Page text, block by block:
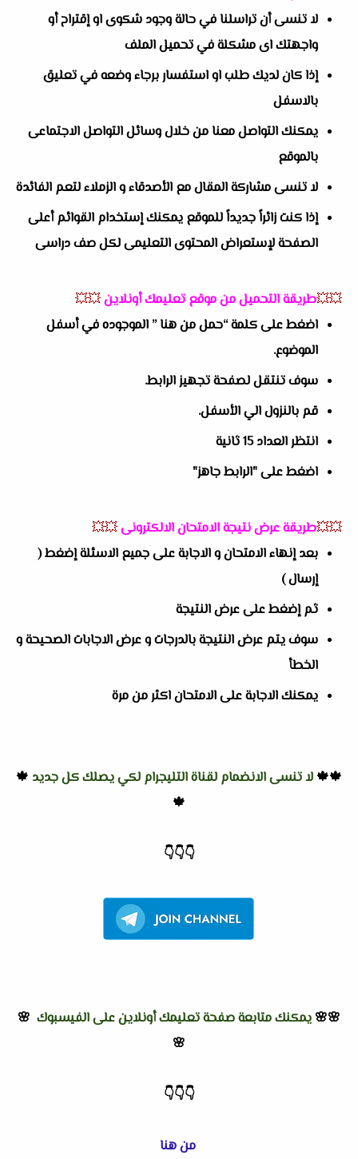
لا تنسى أن تراسلنا في حالة وجود شكوى او إقتراح أو
واجهتك اى مشكلة في تحميل الملف
إذا كان لديك طلب او استفسار برجاء وضعه في تعليق
بالاسفل
يمكنك التواصل معنا من خلال وسائل التواصل الاجتماعى
بالموقع
لا تنسى مشاركة المقال مع الأصدقاء و الزملاء لتعم الفائدة
إذا كنت زائراً جديداً للموقع يمكنك إستخدام القوائم أعلى
الصفحة لإستعراض المحتوى التعليمى لكل صف دراسى
💥💥طريقة التحميل من موقع تعليمك أونلاين💥💥
اضغط على كلمة “حمل من هنا ” الموجوده في أسفل
الموضوع.
سوف تنتقل لصفحة تجهيز الرابط.
قم بالنزول الي الأسفل.
انتظر العداد 15 ثانية
اضغط على "الرابط جاهز"
💥💥طريقة عرض نتيجة الامتحان الالكترونى💥💥
بعد إنهاء الامتحان و الاجابة على جميع الاسئلة إضغط (
إرسال )
ثم إضغط على عرض النتيجة
سوف يتم عرض النتيجة بالدرجات و عرض الاجابات الصحيحة و
الخطأ
يمكنك الاجابة على الامتحان اكثر من مرة
🍁🍁 لا تنسى الانضمام لقناة التليجرام لكي يصلك كل جديد 🍁
🍁
👇
👇
👇
🌸🌸 يمكنك متابعة صفحة تعليمك أونلاين على الفيسبوك 🌸
🌸
👇
👇
👇
من هنا